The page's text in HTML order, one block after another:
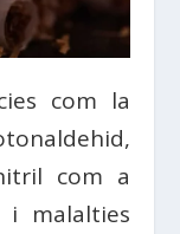
com la
com a
i malalties